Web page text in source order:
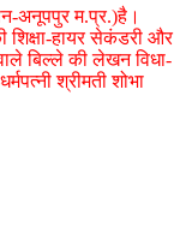
अनूपपुर म.प्र.)है।
शिक्षा-हायर सेकंडरी और
बिल्ले की लेखन विधा-
श्रीमती शोभा